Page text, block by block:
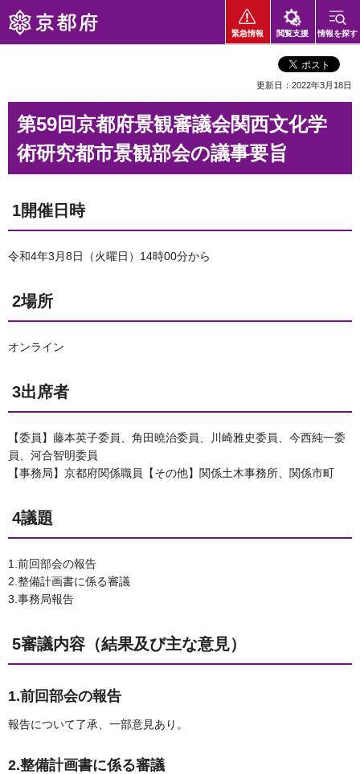
京都府
緊急情報 閲覧支援 情報を探す
更新日：2022年3月18日
第59回京都府景観審議会関西文化学
術研究都市景観部会の議事要旨
1開催日時
令和4年3月8日（火曜日）14時00分から
2場所
オンライン
3出席者
【委員】藤本英子委員、角田曉治委員、川崎雅史委員、今西純一委
員、河合智明委員
【事務局】京都府関係職員【その他】関係土木事務所、関係市町
4議題
1.前回部会の報告
2.整備計画書に係る審議
3.事務局報告
5審議内容（結果及び主な意見）
1.前回部会の報告
報告について了承、一部意見あり。
2.整備計画書に係る審議